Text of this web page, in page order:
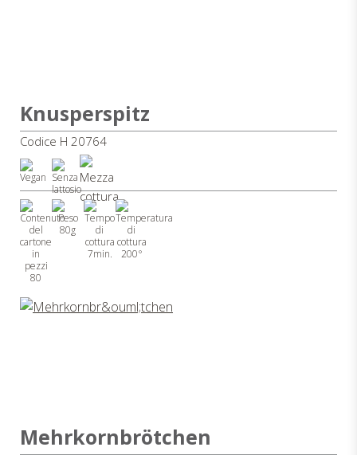
Knusperspitz
Codice H 20764
80
80g
7min.
200°
Mehrkornbrötchen